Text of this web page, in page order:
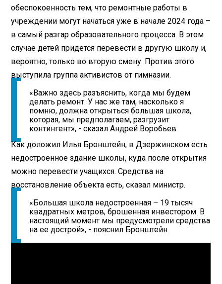
обеспокоенность тем, что ремонтные работы в
учреждении могут начаться уже в начале 2024 года –
в самый разгар образовательного процесса. В этом
случае детей придется перевести в другую школу и,
вероятно, только во вторую смену. Против этого
выступила группа активистов от гимназии.
«Важно здесь разъяснить, когда мы будем
делать ремонт. У нас же там, насколько я
помню, должна открыться большая школа,
которая, мы предполагаем, разгрузит
контингент», - сказал Андрей Воробьев.
Как доложил Илья Бронштейн, в Дзержинском есть
недостроенное здание школы, куда после открытия
можно перевести учащихся. Средства на
восстановление объекта есть, сказал министр.
«Большая школа недостроенная – 19 тысяч
квадратных метров, брошенная инвестором. В
настоящий момент мы предусмотрели средства
на ее дострой», - пояснил Бронштейн.